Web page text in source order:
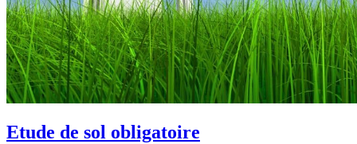
Etude de sol obligatoire